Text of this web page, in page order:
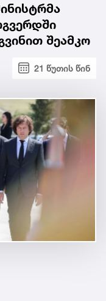
შეამკო
21 წუთის წინ